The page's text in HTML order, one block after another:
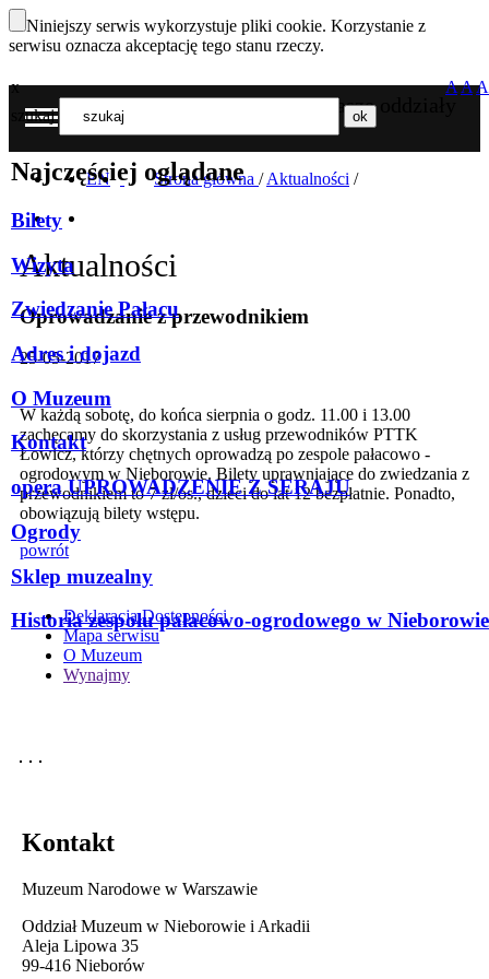
Niniejszy serwis wykorzystuje pliki cookie. Korzystanie z
serwisu oznacza akceptację tego stanu rzeczy.
Nasze oddziały
MENU
x
szukaj
Najczęściej oglądane
Bilety
Wizyta
Zwiedzanie Pałacu
Adres i dojazd
O Muzeum
Kontakt
opera UPROWADZENIE Z SERAJU
Ogrody
Sklep muzealny
Historia zespołu pałacowo-ogrodowego w Nieborowie
AAA
EN Strona główna / Aktualności /
Aktualności
Oprowadzanie z przewodnikiem
25-05-2017
W każdą sobotę, do końca sierpnia o godz. 11.00 i 13.00
zachęcamy do skorzystania z usług przewodników PTTK
Łowicz, którzy chętnych oprowadzą po zespole pałacowo -
ogrodowym w Nieborowie. Bilety uprawniające do zwiedzania z
przewodnikiem to 7 zł/os., dzieci do lat 12 bezpłatnie. Ponadto,
obowiązują bilety wstępu.
powrót
Deklaracja Dostępności
Mapa serwisu
O Muzeum
Wynajmy
Kontakt
Muzeum Narodowe w Warszawie
Oddział Muzeum w Nieborowie i Arkadii
Aleja Lipowa 35
99-416 Nieborów